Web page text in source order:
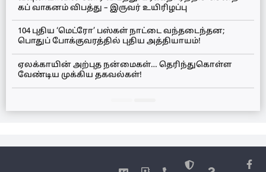
கப் வாகனம் விபத்து – இருவர் உயிரிழப்பு
104 புதிய ‘மெட்ரோ’ பஸ்கள் நாட்டை வந்தடைந்தன;
பொதுப் போக்குவரத்தில் புதிய அத்தியாயம்!
ஏலக்காயின் அற்புத நன்மைகள்… தெரிந்துகொள்ள
வேண்டிய முக்கிய தகவல்கள்!